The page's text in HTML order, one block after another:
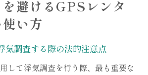
避けるGPSレンタ
い方
気調査する際の法的注意点
して浮気調査を行う際、最も重要な